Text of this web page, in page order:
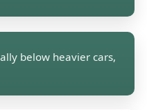
below heavier cars,